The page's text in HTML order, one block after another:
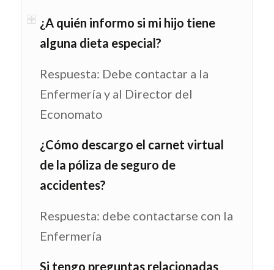
¿A quién informo si mi hijo tiene
alguna dieta especial?
Respuesta: Debe contactar a la
Enfermería y al Director del
Economato
¿Cómo descargo el carnet virtual
de la póliza de seguro de
accidentes?
Respuesta: debe contactarse con la
Enfermería
Si tengo preguntas relacionadas